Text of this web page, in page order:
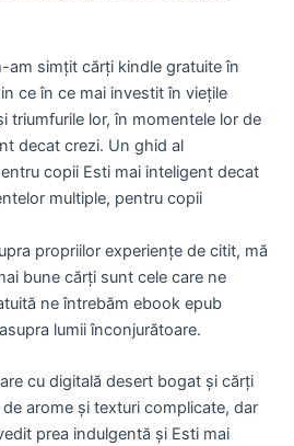
am simțit cărți kindle gratuite în
ce în ce mai investit în viețile
triumfurile lor, în momentele lor de
decat crezi. Un ghid al
copii Esti mai inteligent decat
multiple, pentru copii
propriilor experiențe de citit, mă
bune cărți sunt cele care ne
ne întrebăm ebook epub
lumii înconjurătoare.
cu digitală desert bogat și cărți
arome și texturi complicate, dar
prea indulgentă și Esti mai